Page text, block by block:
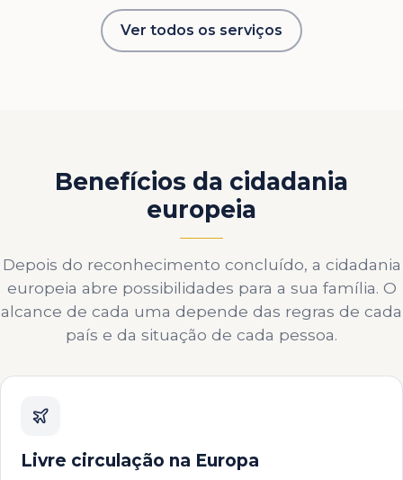
Ver todos os serviços
Benefícios da cidadania
europeia
Depois do reconhecimento concluído, a cidadania
europeia abre possibilidades para a sua família. O
alcance de cada uma depende das regras de cada
país e da situação de cada pessoa.
Livre circulação na Europa